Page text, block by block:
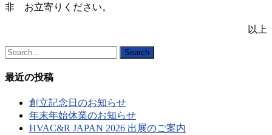
非 お立寄りください。
以上
Search
最近の投稿
創立記念日のお知らせ
年末年始休業のお知らせ
HVAC&R JAPAN 2026 出展のご案内